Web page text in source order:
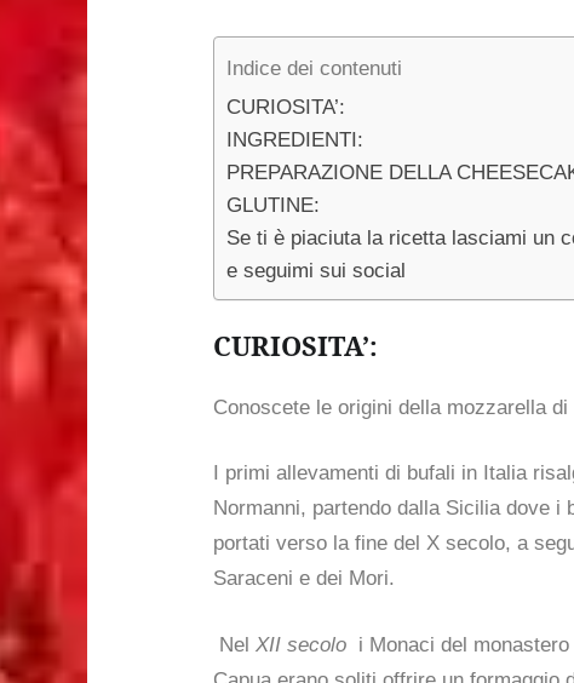
Indice dei contenuti
CURIOSITA’:
INGREDIENTI:
PREPARAZIONE DELLA
GLUTINE:
Se ti è piaciuta la ricetta lasciami un
e seguimi sui social
CURIOSITA’:
Conoscete le origini della mozzarella
I primi allevamenti di bufali in Italia
Normanni, partendo dalla Sicilia dove i
portati verso la fine del X secolo, a
Saraceni e dei Mori.
Nel XII secolo i Monaci del